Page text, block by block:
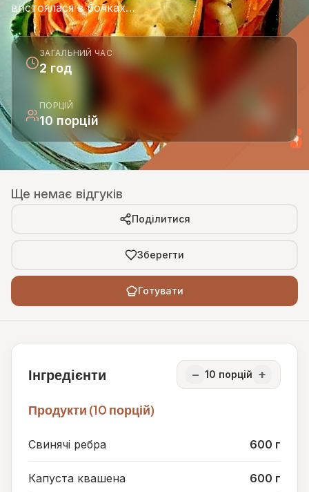
вистоялася в бочках…
ЗАГАЛЬНИЙ ЧАС
2 год
ПОРЦІЙ
10 порцій
Ще немає відгуків
Поділитися
Зберегти
Готувати
Інгредієнти − 10 порцій +
Продукти (10 порцій)
Свинячі ребра 600 г
Капуста квашена 600 г